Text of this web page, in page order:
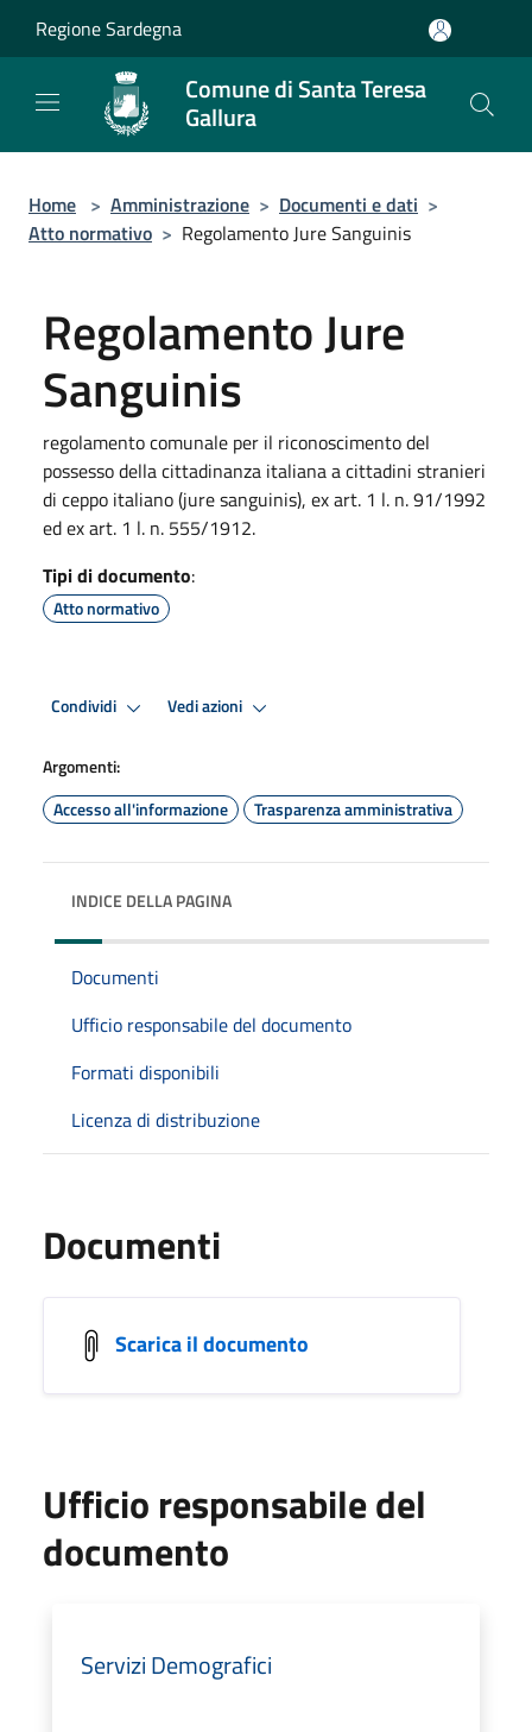
Regione Sardegna
Comune di Santa Teresa
Gallura
Home > Amministrazione > Documenti e dati >
Atto normativo > Regolamento Jure Sanguinis
Regolamento Jure
Sanguinis
regolamento comunale per il riconoscimento del
possesso della cittadinanza italiana a cittadini stranieri
di ceppo italiano (jure sanguinis), ex art. 1 l. n. 91/1992
ed ex art. 1 l. n. 555/1912.
Tipi di documento:
Atto normativo
Condividi Vedi azioni
Argomenti:
Accesso all'informazione
Trasparenza amministrativa
INDICE DELLA PAGINA
Documenti
Ufficio responsabile del documento
Formati disponibili
Licenza di distribuzione
Documenti
Scarica il documento
Ufficio responsabile del
documento
Servizi Demografici